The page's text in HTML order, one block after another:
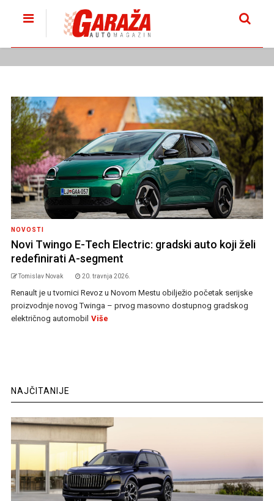
NOVOSTI
Novi Twingo E-Tech Electric: gradski auto koji želi
redefinirati A-segment
Tomislav Novak 20. travnja 2026.
Renault je u tvornici Revoz u Novom Mestu obilježio početak serijske
proizvodnje novog Twinga – prvog masovno dostupnog gradskog
električnog automobil Više
NAJČITANIJE